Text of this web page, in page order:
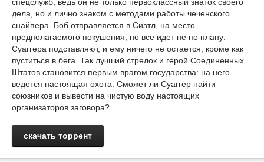
дела, но и лично знаком с методами работы чеченского
снайпера. Боб отправляется в Сиэтл, на место
предполагаемого покушения, но все идет не по плану:
Суаггера подставляют, и ему ничего не остается, кроме как
пуститься в бега. Так лучший стрелок и герой Соединенных
Штатов становится первым врагом государства: на него
ведется настоящая охота. Сможет ли Суаггер найти
союзников и вывести на чистую воду настоящих
организаторов заговора?..
скачать торрент